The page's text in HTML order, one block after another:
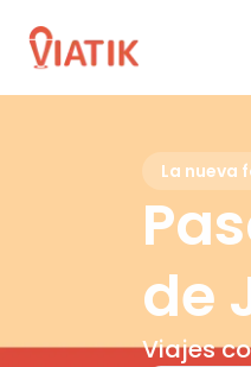
La nueva
de
Viajes